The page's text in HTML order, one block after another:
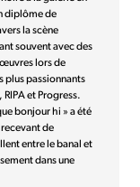
diplôme de
la scène
souvent avec des
œuvres lors de
plus passionnants
et Progress.
bonjour hi » a été
de
entre le banal et
dans une